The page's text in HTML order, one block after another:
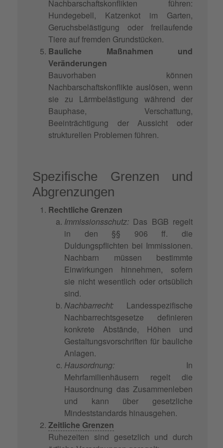
Nachbarschaftskonflikten führen:
Hundegebell, Katzenkot im Garten,
Geruchsbelästigung oder freilaufende
Tiere auf fremden Grundstücken.
Bauliche Maßnahmen und
Veränderungen
Bauvorhaben können
Nachbarschaftskonflikte auslösen, wenn
sie zu Lärmbelästigung während der
Bauphase, Verschattung,
Beeinträchtigung der Aussicht oder
strukturellen Problemen führen.
Spezifische Grenzen und
Abgrenzungen
Rechtliche Grenzen
Immissionsschutz: Das BGB regelt
in den §§ 906 ff. die
Duldungspflichten bei Immissionen.
Nachbarn müssen bestimmte
Einwirkungen hinnehmen, sofern
sie nicht wesentlich oder ortsüblich
sind.
Nachbarrecht: Landesspezifische
Nachbarrechtsgesetze definieren
konkrete Abstände, Höhen und
Gestaltungsvorschriften für bauliche
Anlagen.
Hausordnung: In
Mehrfamilienhäusern regelt die
Hausordnung das Zusammenleben
und kann über gesetzliche
Mindeststandards hinausgehen.
Zeitliche Grenzen
Ruhezeiten sind gesetzlich und durch